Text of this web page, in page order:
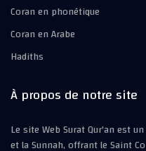
Coran en phonétique
Coran en Arabe
Hadiths
À propos de notre site
Le site Web Surat Qur'an est
et la Sunnah, offrant le Saint